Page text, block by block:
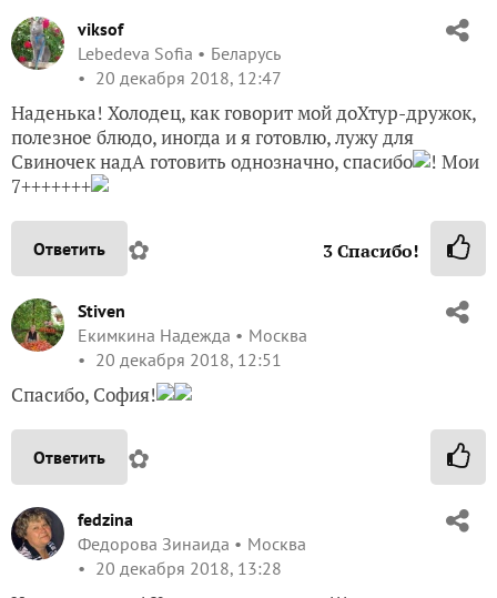
viksof
Lebedeva Sofia
Беларусь
20 декабря 2018, 12:47
Наденька! Холодец, как говорит мой доХтур-дружок,
полезное блюдо, иногда и я готовлю, лужу для
Свиночек надА готовить однозначно, спасибо
! Мои
7+++++++
Ответить ✿ 3Спасибо!
Stiven
Екимкина Надежда
Москва
20 декабря 2018, 12:51
Спасибо, София!
Ответить ✿
fedzina
Федорова Зинаида
Москва
20 декабря 2018, 13:28